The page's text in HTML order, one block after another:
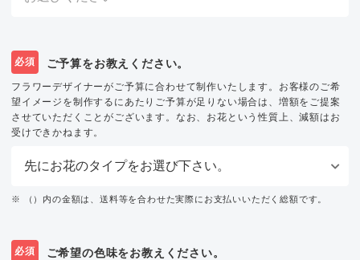
必須 ご予算をお教えください。
フラワーデザイナーがご予算に合わせて制作いたします。お客様のご希
望イメージを制作するにあたりご予算が足りない場合は、増額をご提案
させていただくことがございます。なお、お花という性質上、減額はお
受けできかねます。
※ （）内の金額は、送料等を合わせた実際にお支払いいただく総額です。
必須 ご希望の色味をお教えください。